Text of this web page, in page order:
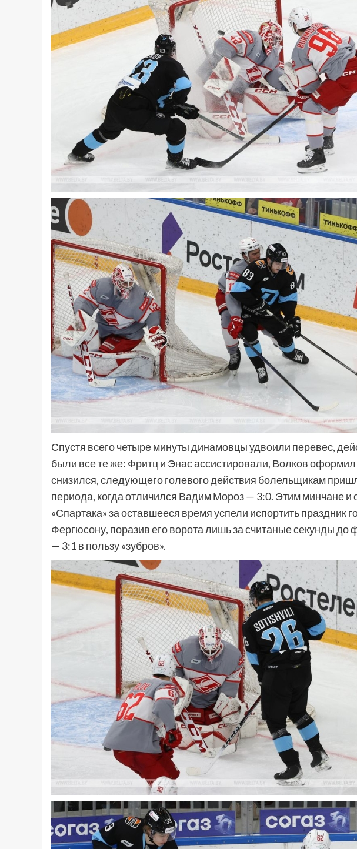
Спустя всего четыре минуты динамовцы удвоили перевес,
были все те же: Фритц и Энас ассистировали, Волков
снизился, следующего голевого действия болельщикам
периода, когда отличился Вадим Мороз — 3:0. Этим минчане и
«Спартака» за оставшееся время успели испортить праздник
Фергюсону, поразив его ворота лишь за считаные секунды до
— 3:1 в пользу «зубров».